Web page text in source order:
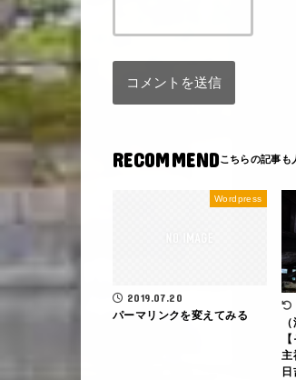
RECOMMEND
Wordpress
2019.07.20
パーマリンクを変えてみる
主